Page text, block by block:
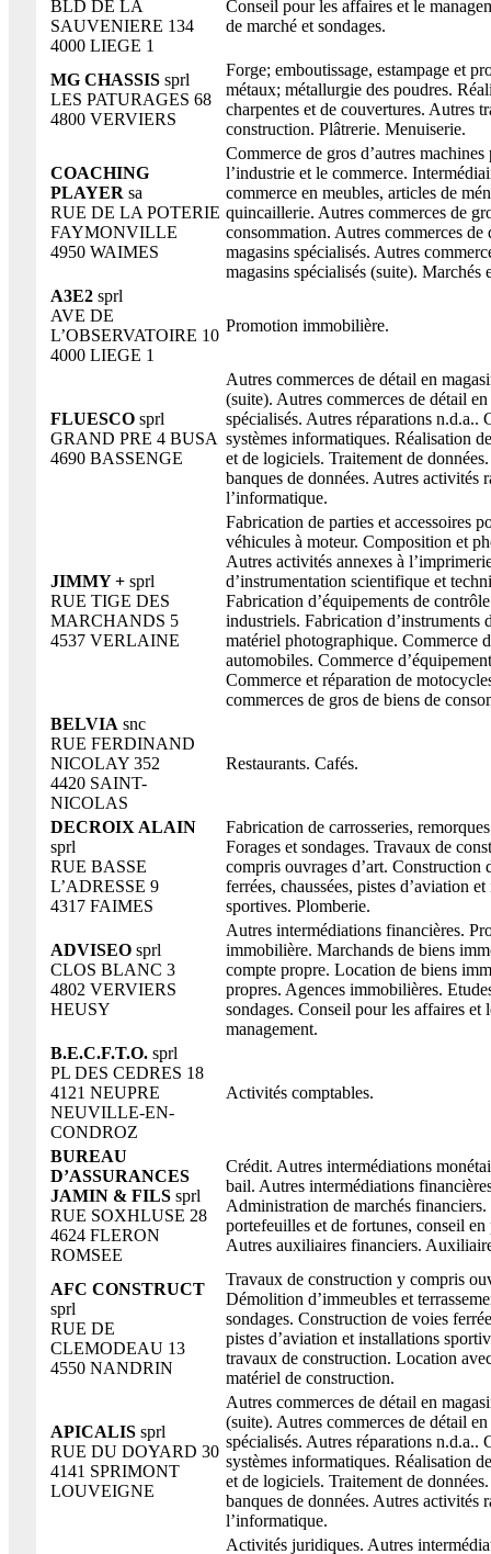
BLD DE LA
SAUVENIERE 134
4000 LIEGE 1
Conseil pour les affaires et le
de marché et sondages.
MG CHASSIS sprl
LES PATURAGES 68
4800 VERVIERS
Forge; emboutissage, estampage et
métaux; métallurgie des poudres.
charpentes et de couvertures. Autres
construction. Plâtrerie. Menuiserie.
COACHING
PLAYER sa
RUE DE LA POTERIE
FAYMONVILLE
4950 WAIMES
Commerce de gros d’autres machines
l’industrie et le commerce.
commerce en meubles, articles de
quincaillerie. Autres commerces de
consommation. Autres commerces de
magasins spécialisés. Autres
magasins spécialisés (suite). Marchés
A3E2 sprl
AVE DE
L’OBSERVATOIRE 10
4000 LIEGE 1
Promotion immobilière.
FLUESCO sprl
GRAND PRE 4 BUSA
4690 BASSENGE
Autres commerces de détail en
(suite). Autres commerces de détail en
spécialisés. Autres réparations n.d.a..
systèmes informatiques. Réalisation
et de logiciels. Traitement de
banques de données. Autres activités
l’informatique.
JIMMY + sprl
RUE TIGE DES
MARCHANDS 5
4537 VERLAINE
Fabrication de parties et accessoires
véhicules à moteur. Composition et
Autres activités annexes à
d’instrumentation scientifique et
Fabrication d’équipements de
industriels. Fabrication d’instruments
matériel photographique. Commerce
automobiles. Commerce
Commerce et réparation de
commerces de gros de biens de
BELVIA snc
RUE FERDINAND
NICOLAY 352
4420 SAINT-
NICOLAS
Restaurants. Cafés.
DECROIX ALAIN
sprl
RUE BASSE
L’ADRESSE 9
4317 FAIMES
Fabrication de carrosseries,
Forages et sondages. Travaux de
compris ouvrages d’art. Construction
ferrées, chaussées, pistes d’aviation
sportives. Plomberie.
ADVISEO sprl
CLOS BLANC 3
4802 VERVIERS
HEUSY
Autres intermédiations financières.
immobilière. Marchands de biens
compte propre. Location de biens
propres. Agences immobilières.
sondages. Conseil pour les affaires et
management.
B.E.C.F.T.O. sprl
PL DES CEDRES 18
4121 NEUPRE
NEUVILLE-EN-
CONDROZ
Activités comptables.
BUREAU
D’ASSURANCES
JAMIN & FILS sprl
RUE SOXHLUSE 28
4624 FLERON
ROMSEE
Crédit. Autres intermédiations
bail. Autres intermédiations
Administration de marchés financiers.
portefeuilles et de fortunes, conseil en
Autres auxiliaires financiers.
AFC CONSTRUCT
sprl
RUE DE
CLEMODEAU 13
4550 NANDRIN
Travaux de construction y compris
Démolition d’immeubles et
sondages. Construction de voies
pistes d’aviation et installations
travaux de construction. Location
matériel de construction.
APICALIS sprl
RUE DU DOYARD 30
4141 SPRIMONT
LOUVEIGNE
Autres commerces de détail en
(suite). Autres commerces de détail en
spécialisés. Autres réparations n.d.a..
systèmes informatiques. Réalisation
et de logiciels. Traitement de
banques de données. Autres activités
l’informatique.
Activités juridiques. Autres